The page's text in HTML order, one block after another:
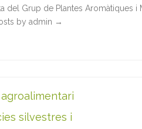
del Grup de Plantes Aromàtiques i
by admin →
silvestres i